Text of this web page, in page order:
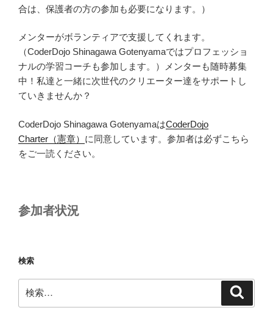
合は、保護者の方の参加も必要になります。）
メンターがボランティアで支援してくれます。
（CoderDojo Shinagawa Gotenyamaではプロフェッショ
ナルの学習コーチも参加します。）メンターも随時募集
中！私達と一緒に次世代のクリエーター達をサポートし
ていきませんか？
CoderDojo Shinagawa GotenyamaはCoderDojo
Charter（憲章） に同意しています。参加者は必ずこちら
をご一読ください。
参加者状況
検索
索: